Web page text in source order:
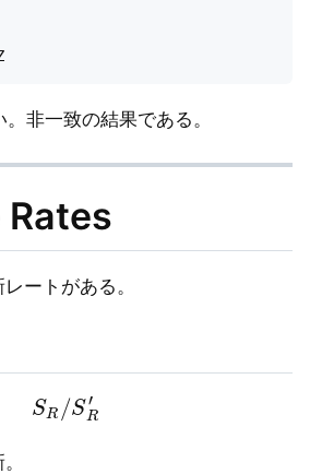
非一致の結果である。
Rates
ートがある。
SR SR